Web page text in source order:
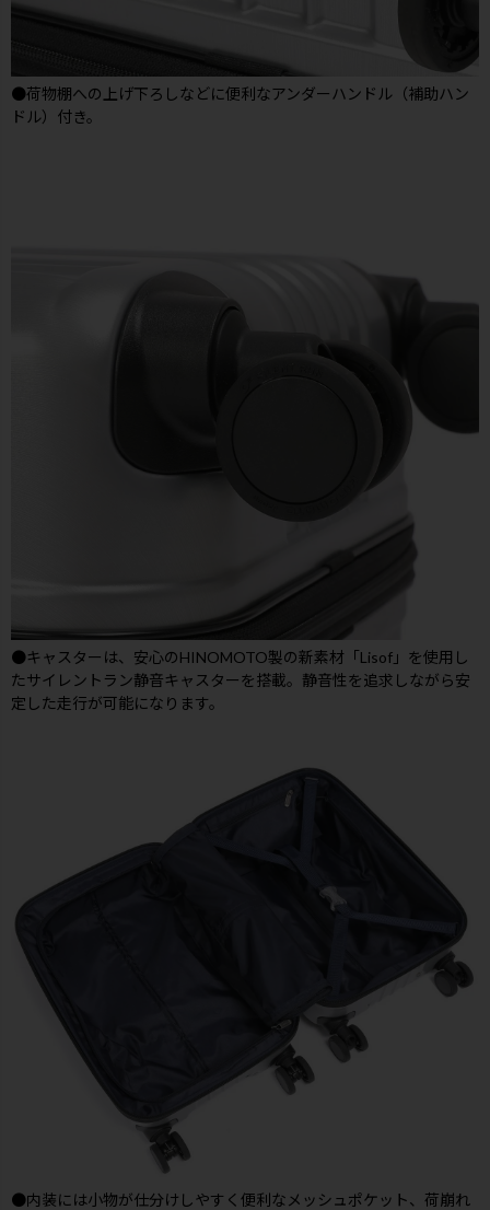
●荷物棚への上げ下ろしなどに便利なアンダーハンドル（補助ハン
ドル）付き。
●キャスターは、安心のHINOMOTO製の新素材「Lisof」を使用し
たサイレントラン静音キャスターを搭載。静音性を追求しながら安
定した走行が可能になります。
●内装には小物が仕分けしやすく便利なメッシュポケット、荷崩れ